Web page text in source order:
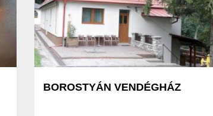
BOROSTYÁN VENDÉGHÁZ